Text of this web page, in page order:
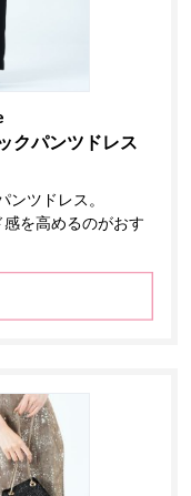
クパンツドレス
ンツドレス。
を高めるのがおす